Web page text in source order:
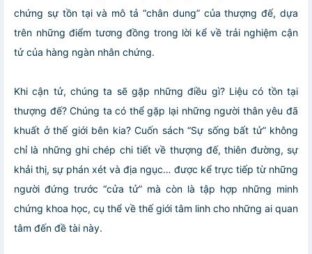
chứng sự tồn tại và mô tả “chân dung” của thượng đế, dựa
trên những điểm tương đồng trong lời kể về trải nghiệm cận
tử của hàng ngàn nhân chứng.
Khi cận tử, chúng ta sẽ gặp những điều gì? Liệu có tồn tại
thượng đế? Chúng ta có thể gặp lại những người thân yêu đã
khuất ở thế giới bên kia? Cuốn sách “Sự sống bất tử” không
chỉ là những ghi chép chi tiết về thượng đế, thiên đường, sự
khải thị, sự phán xét và địa ngục… được kể trực tiếp từ những
người đứng trước “cửa tử” mà còn là tập hợp những minh
chứng khoa học, cụ thể về thế giới tâm linh cho những ai quan
tâm đến đề tài này.